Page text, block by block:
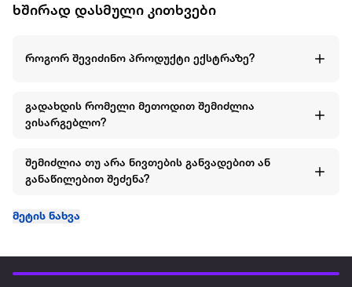
ხშირად დასმული კითხვები
როგორ შევიძინო პროდუქტი ექსტრაზე?
გადახდის რომელი მეთოდით შემიძლია
ვისარგებლო?
შემიძლია თუ არა ნივთების განვადებით ან
განაწილებით შეძენა?
მეტის ნახვა